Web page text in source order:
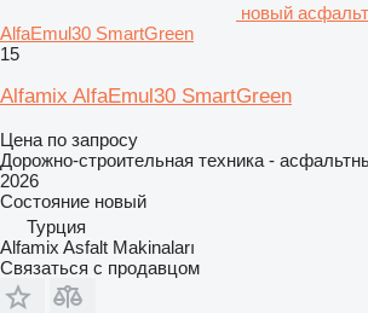
новый
AlfaEmul30 SmartGreen
15
Alfamix AlfaEmul30 SmartGreen
Цена по запросу
Дорожно-строительная техника -
2026
Состояние новый
Турция
Alfamix Asfalt Makinaları
Связаться с продавцом